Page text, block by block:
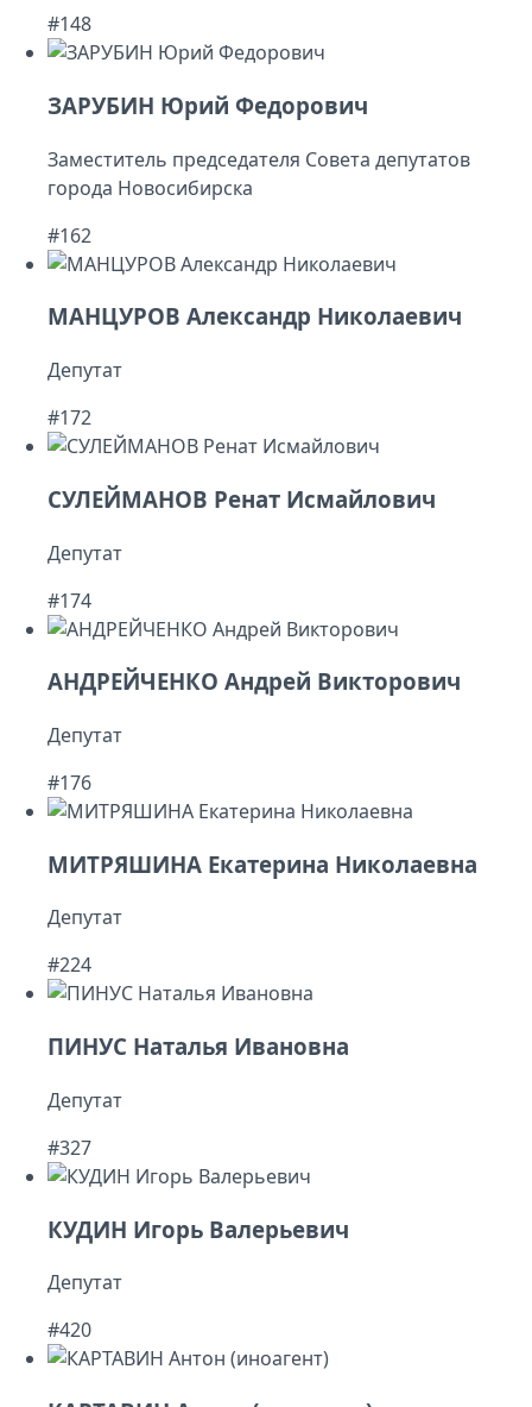
#148
ЗАРУБИН Юрий Федорович
Заместитель председателя Совета депутатов
города Новосибирска
#162
МАНЦУРОВ Александр Николаевич
Депутат
#172
СУЛЕЙМАНОВ Ренат Исмайлович
Депутат
#174
АНДРЕЙЧЕНКО Андрей Викторович
Депутат
#176
МИТРЯШИНА Екатерина Николаевна
Депутат
#224
ПИНУС Наталья Ивановна
Депутат
#327
КУДИН Игорь Валерьевич
Депутат
#420